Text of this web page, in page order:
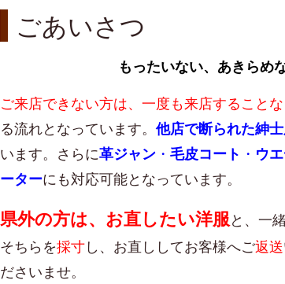
ごあいさつ
もったいない、あきらめ
ご来店できない方は、 一度も来店することな
る流れとなっています。 他店で断られた紳
います。さらに革ジャン ・ 毛皮コート ・ ウ
ーターにも対応可能となっています。
県外の方は、お直したい洋服と、一
そちらを採寸し、お直ししてお客様へご返送
ださいませ。